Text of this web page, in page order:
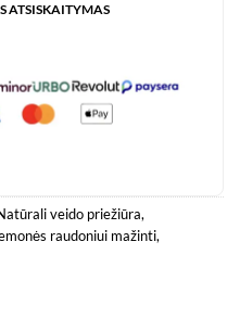
ATSISKAITYMAS
veido priežiūra,
raudoniui mažinti,